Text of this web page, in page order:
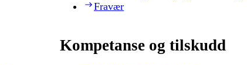
Fravær
Kompetanse og tilskudd